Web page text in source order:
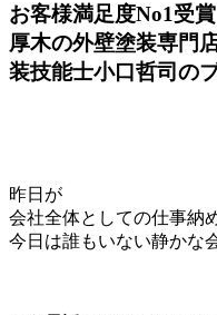
お客様満足度No1受
厚木の外壁塗装専門
装技能士小口哲司の
昨日が
会社全体としての仕事納
今日は誰もいない静かな